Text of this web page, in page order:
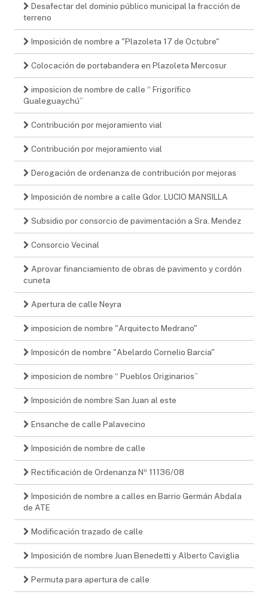
Desafectar del dominio público municipal la fracción de
terreno
Imposición de nombre a "Plazoleta 17 de Octubre"
Colocación de portabandera en Plazoleta Mercosur
imposicion de nombre de calle “ Frigorífico
Gualeguaychú”
Contribución por mejoramiento vial
Contribución por mejoramiento vial
Derogación de ordenanza de contribución por mejoras
Imposición de nombre a calle Gdor. LUCIO MANSILLA
Subsidio por consorcio de pavimentación a Sra. Mendez
Consorcio Vecinal
Aprovar financiamiento de obras de pavimento y cordón
cuneta
Apertura de calle Neyra
imposicion de nombre "Arquitecto Medrano"
Imposicón de nombre "Abelardo Cornelio Barcia"
imposicion de nombre “ Pueblos Originarios”
Imposición de nombre San Juan al este
Ensanche de calle Palavecino
Imposición de nombre de calle
Rectificación de Ordenanza Nº 11136/08
Imposición de nombre a calles en Barrio Germán Abdala
de ATE
Modificación trazado de calle
Imposición de nombre Juan Benedetti y Alberto Caviglia
Permuta para apertura de calle